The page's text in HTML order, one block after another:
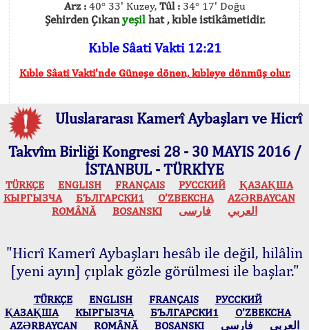
Arz :40° 33' Kuzey, Tûl :34° 17' Doğu
Şehirden Çıkanyeşilhat , kıble istikâmetidir.
Kıble Sâati Vakti 12:21
Kıble Sâati Vakti'nde Güneşe dönen, kıbleye dönmüş olur.
Uluslararası Kamerî Aybaşları ve Hicrî
Takvîm Birliği Kongresi 28 - 30 MAYIS 2016 /
İSTANBUL - TÜRKİYE
TÜRKÇE ENGLISH FRANÇAIS РУССКИЙ
ҚАЗАҚША
КЫPГЫЗЧA
БЪЛГАРСКИ1 O’ZBEKCHA
AZӘRBAYCAN
ROMÂNĂ
BOSANSKI العربي فارسی
"Hicrî Kamerî Aybaşları hesâb ile değil, hilâlin
[yeni ayın] çıplak gözle görülmesi ile başlar."
TÜRKÇE ENGLISH FRANÇAIS
РУССКИЙ
ҚАЗАҚША
КЫPГЫЗЧA БЪЛГАРСКИ1
O’ZBEKCHA
AZӘRBAYCAN
ROMÂNĂ BOSANSKI العربي فارسی